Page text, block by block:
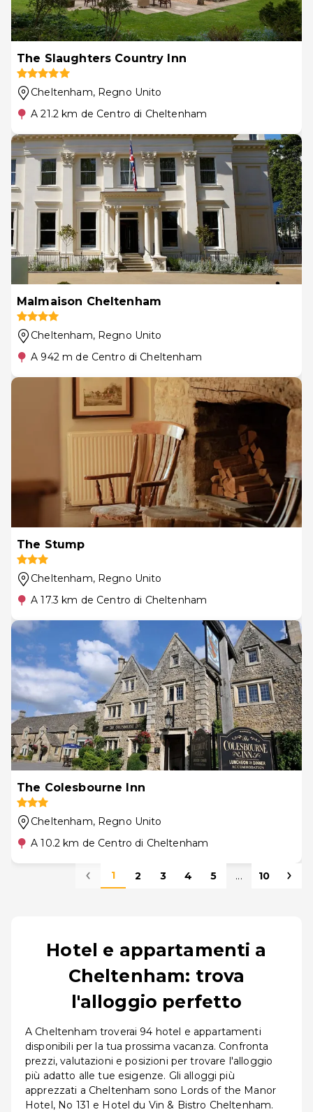
The Slaughters Country Inn
Cheltenham, Regno Unito
A 21.2 km de Centro di Cheltenham
Malmaison Cheltenham
Cheltenham, Regno Unito
A 942 m de Centro di Cheltenham
The Stump
Cheltenham, Regno Unito
A 17.3 km de Centro di Cheltenham
The Colesbourne Inn
Cheltenham, Regno Unito
A 10.2 km de Centro di Cheltenham
1 2 3 4 5 ... 10
Hotel e appartamenti a
Cheltenham: trova
l'alloggio perfetto
A Cheltenham troverai 94 hotel e appartamenti
disponibili per la tua prossima vacanza. Confronta
prezzi, valutazioni e posizioni per trovare l'alloggio
più adatto alle tue esigenze. Gli alloggi più
apprezzati a Cheltenham sono Lords of the Manor
Hotel, No 131 e Hotel du Vin & Bistro Cheltenham.